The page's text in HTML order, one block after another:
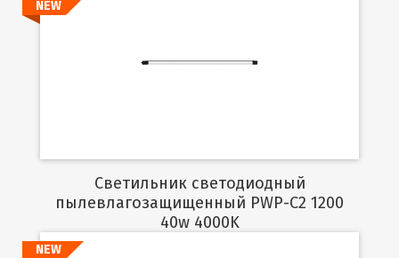
NEW
Светильник светодиодный
пылевлагозащищенный PWP-C2 1200
40w 4000K
NEW